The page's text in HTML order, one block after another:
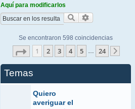
Aquí para modificarlos
Buscar
Se encontraron 598 coincidencias
Página de 24
1 2 3 4 5 … 24
Temas
Quiero
averiguar el